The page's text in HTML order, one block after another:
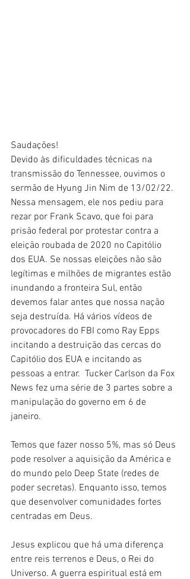
Saudações!
Devido às dificuldades técnicas na
transmissão do Tennessee, ouvimos o
sermão de Hyung Jin Nim de 13/02/22.
Nessa mensagem, ele nos pediu para
rezar por Frank Scavo, que foi para
prisão federal por protestar contra a
eleição roubada de 2020 no Capitólio
dos EUA. Se nossas eleições não são
legítimas e milhões de migrantes estão
inundando a fronteira Sul, então
devemos falar antes que nossa nação
seja destruída. Há vários vídeos de
provocadores do FBI como Ray Epps
incitando a destruição das cercas do
Capitólio dos EUA e incitando as
pessoas a entrar.  Tucker Carlson da Fox
News fez uma série de 3 partes sobre a
manipulação do governo em 6 de
janeiro.
Temos que fazer nosso 5%, mas só Deus
pode resolver a aquisição da América e
do mundo pelo Deep State (redes de
poder secretas). Enquanto isso, temos
que desenvolver comunidades fortes
centradas em Deus.
Jesus explicou que há uma diferença
entre reis terrenos e Deus, o Rei do
Universo. A guerra espiritual está em